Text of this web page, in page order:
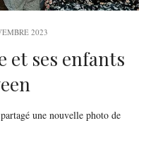
2023
et ses enfants
une nouvelle photo de